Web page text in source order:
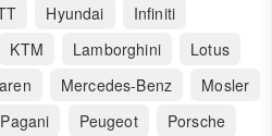
Hyundai
Infiniti
KTM Lamborghini
Lotus
Mercedes-Benz
Mosler
Pagani Peugeot
Porsche